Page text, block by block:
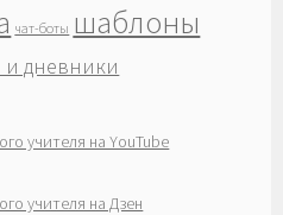
чат-боты шаблоны
дневники
учителя на YouTube
учителя на Дзен